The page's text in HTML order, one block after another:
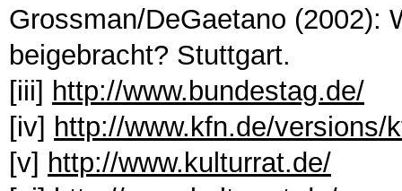
Grossman/DeGaetano (2002):
beigebracht? Stuttgart.
[iii] http://www.bundestag.de/
[iv] http://www.kfn.de/
[v] http://www.kulturrat.de/